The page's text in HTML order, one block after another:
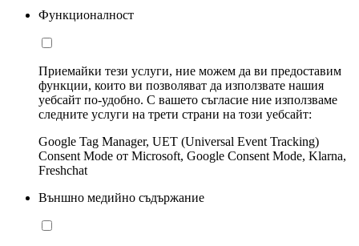
Функционалност
Приемайки тези услуги, ние можем да ви предоставим
функции, които ви позволяват да използвате нашия
уебсайт по-удобно. С вашето съгласие ние използваме
следните услуги на трети страни на този уебсайт:
Google Tag Manager, UET (Universal Event Tracking)
Consent Mode от Microsoft, Google Consent Mode, Klarna,
Freshchat
Външно медийно съдържание